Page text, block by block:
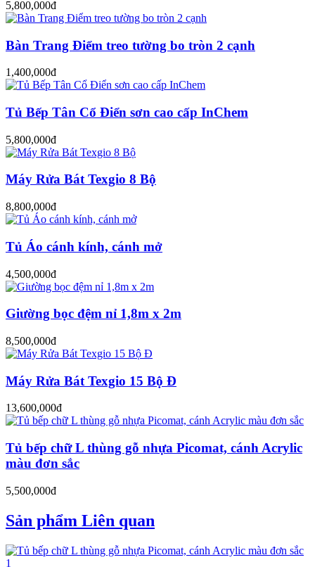
5,800,000đ
Bàn Trang Điểm treo tường bo tròn 2 cạnh
1,400,000đ
Tủ Bếp Tân Cổ Điển sơn cao cấp InChem
5,800,000đ
Máy Rửa Bát Texgio 8 Bộ
8,800,000đ
Tủ Áo cánh kính, cánh mở
4,500,000đ
Giường bọc đệm nỉ 1,8m x 2m
8,500,000đ
Máy Rửa Bát Texgio 15 Bộ Đ
13,600,000đ
Tủ bếp chữ L thùng gỗ nhựa Picomat, cánh Acrylic
màu đơn sắc
5,500,000đ
Sản phẩm Liên quan